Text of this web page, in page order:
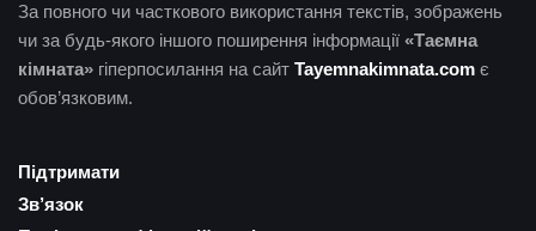
За повного чи часткового використання текстів, зображень
чи за будь-якого іншого поширення інформації «Таємна
кімната» гіперпосилання на сайт Tayemnakimnata.com є
обов’язковим.
Підтримати
Зв’язок